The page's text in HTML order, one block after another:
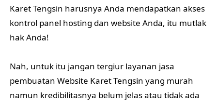
Karet Tengsin harusnya Anda mendapatkan akses
kontrol panel hosting dan website Anda, itu mutlak
hak Anda!
Nah, untuk itu jangan tergiur layanan jasa
pembuatan Website Karet Tengsin yang murah
namun kredibilitasnya belum jelas atau tidak ada